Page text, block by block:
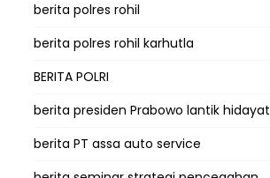
berita polres rohil
berita polres rohil karhutla
BERITA POLRI
berita presiden Prabowo lantik hidayat
berita PT assa auto service